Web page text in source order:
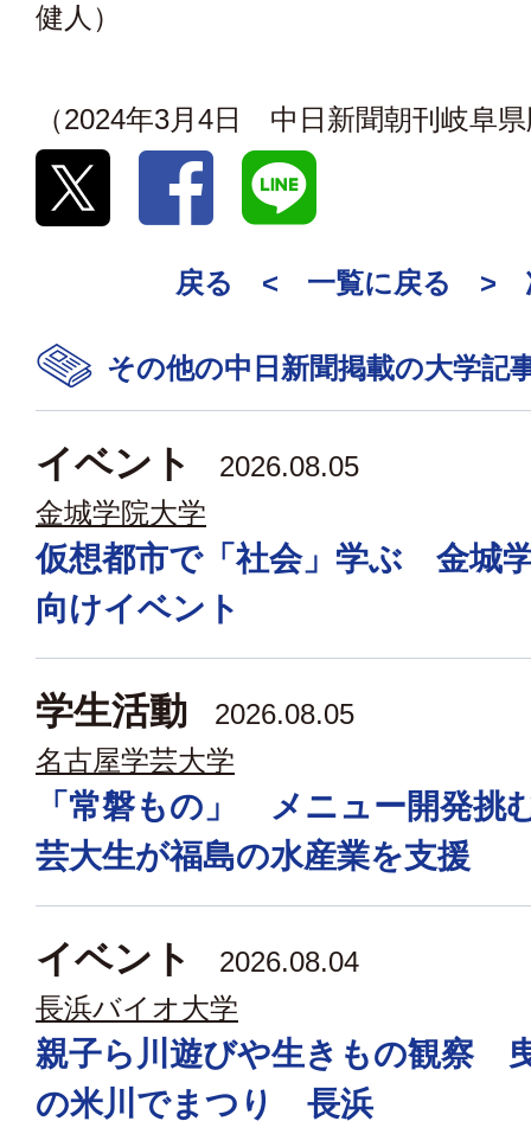
健人）
（2024年3月4日 中日新聞朝刊岐阜
戻る < 一覧に戻る >
その他の中日新聞掲載の大学記
イベント
2026.08.05
金城学院大学
仮想都市で「社会」学ぶ 金城
向けイベント
学生活動
2026.08.05
名古屋学芸大学
「常磐もの」 メニュー開発
芸大生が福島の水産業を支援
イベント
2026.08.04
長浜バイオ大学
親子ら川遊びや生きもの観察
の米川でまつり 長浜